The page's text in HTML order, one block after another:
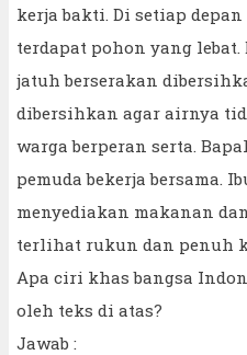
kerja bakti. Di setiap
terdapat pohon yang
jatuh berserakan
dibersihkan agar airnya
warga berperan serta.
pemuda bekerja bersama.
menyediakan makanan
terlihat rukun dan penuh
Apa ciri khas bangsa
oleh teks di atas?
Jawab :